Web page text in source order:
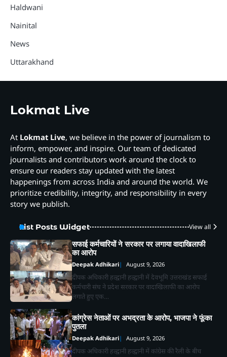
Haldwani
Nainital
News
Uttarakhand
Lokmat Live
At Lokmat Live, we believe in the power of journalism to
inform, empower, and inspire. Our team of dedicated
journalists and contributors work around the clock to
ensure our readers stay updated with the latest
happenings from across India and around the world. We
prioritize credibility, integrity, and responsibility in every
story we publish.
List Posts Widget View all
सफाई कर्मचारियों ने सरकार पर लगाया वादाखिलाफी
का आरोप
Deepak Adhikari August 9, 2026
दीपक अधिकारी हल्द्वानी हल्द्वानी में देवभूमि उत्तराखंड सफाई
कर्मचारी संघ ने प्रदेश सरकार पर वादाखिलाफी का आरोप
लगाते हुए एक…
कांग्रेस नेताओं पर अभद्रता के आरोप, भाजपा ने फूंका
पुतला
Deepak Adhikari August 9, 2026
दीपक अधिकारी हल्द्वानी हल्द्वानी में कांग्रेस की रैली के बीच